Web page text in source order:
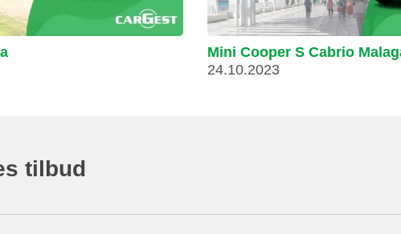
Mini Cooper S Cabrio
24.10.2023
tilbud